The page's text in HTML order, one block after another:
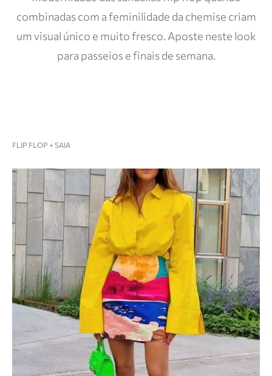
combinadas com a feminilidade da chemise criam
um visual único e muito fresco. Aposte neste look
para passeios e finais de semana.
FLIP FLOP + SAIA